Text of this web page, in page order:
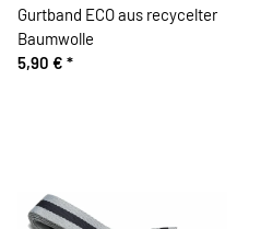
Gurtband ECO aus recycelter
Baumwolle
5,90 € *